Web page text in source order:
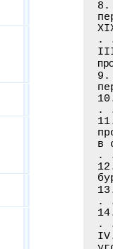
8.
.
9.
.
в
.
.
.